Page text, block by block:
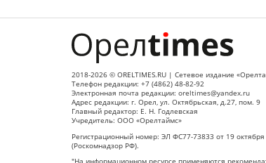
2018-2026 © ORELTIMES.RU | Сетевое издание
Телефон редакции: +7 (4862) 48-82-92
Электронная почта редакции: oreltimes@yandex.ru
Адрес редакции: г. Орел, ул. Октябрьская, д.27, пом. 9
Главный редактор: Е. Н. Годлевская
Учредитель: ООО «Орелтаймс»
Регистрационный номер: ЭЛ ФС77-73833 от 19
(Роскомнадзор РФ).